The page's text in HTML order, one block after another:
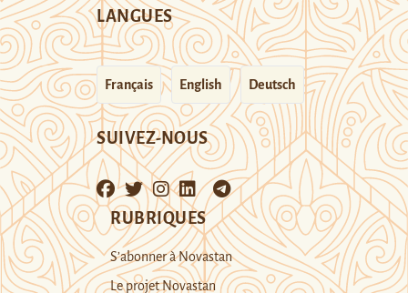
LANGUES
Français English Deutsch
SUIVEZ-NOUS
RUBRIQUES
S’abonner à Novastan
Le projet Novastan